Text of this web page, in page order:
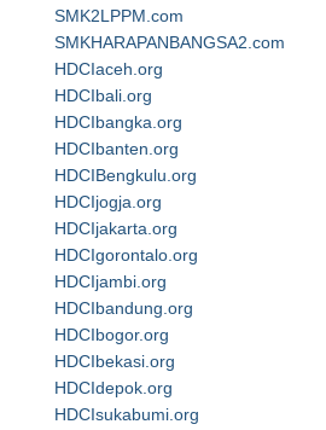
SMK2LPPM.com
SMKHARAPANBANGSA2.com
HDCIaceh.org
HDCIbali.org
HDCIbangka.org
HDCIbanten.org
HDCIBengkulu.org
HDCIjogja.org
HDCIjakarta.org
HDCIgorontalo.org
HDCIjambi.org
HDCIbandung.org
HDCIbogor.org
HDCIbekasi.org
HDCIdepok.org
HDCIsukabumi.org